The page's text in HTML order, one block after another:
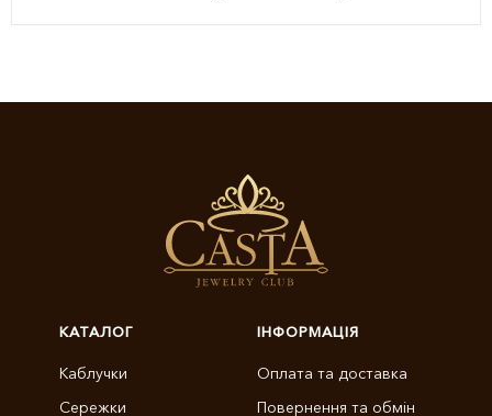
КАТАЛОГ
Каблучки
Сережки
ІНФОРМАЦІЯ
Оплата та доставка
Повернення та обмін